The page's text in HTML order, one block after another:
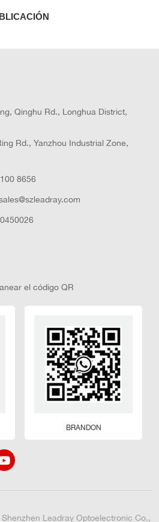
Qinghu Rd., Longhua District,
Rd., Yanzhou Industrial Zone,
8656
el código QR
BRANDON
Leadray Optoelectronic Co.,